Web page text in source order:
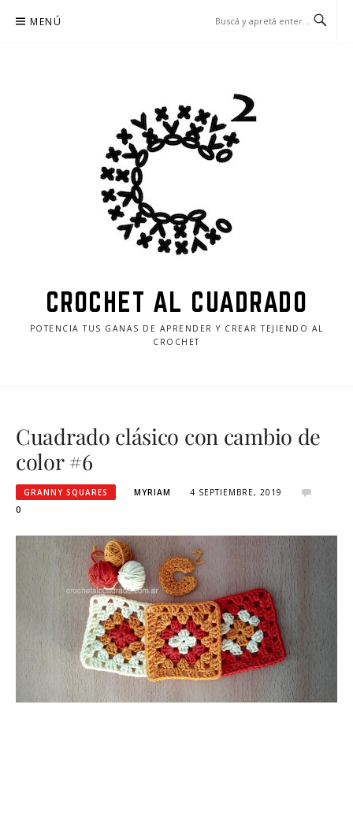
MENÚ
CROCHET AL CUADRADO
POTENCIA TUS GANAS DE APRENDER Y CREAR TEJIENDO AL
CROCHET
Cuadrado clásico con cambio de
color #6
GRANNY SQUARES MYRIAM
4 SEPTIEMBRE, 2019
0